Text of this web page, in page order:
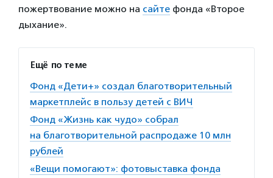
пожертвование можно на сайте фонда «Второе
дыхание».
Ещё по теме
Фонд «Дети+» создал благотворительный
маркетплейс в пользу детей с ВИЧ
Фонд «Жизнь как чудо» собрал
на благотворительной распродаже 10 млн
рублей
«Вещи помогают»: фотовыставка фонда